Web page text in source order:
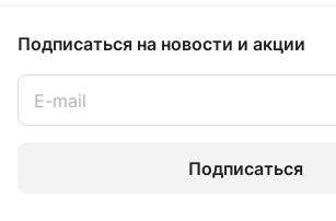
Подписаться на новости и акции
Подписаться